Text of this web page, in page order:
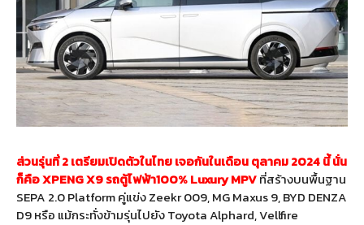
ส่วนรุ่นที่ 2 เตรียมเปิดตัวในไทย เจอกันในเดือน ตุลาคม 2024 นี้ นั่น
ก็คือ XPENG X9 รถตู้ไฟฟ้า100% Luxury MPVที่สร้างบนพื้นฐาน
SEPA 2.0 Platform คู่แข่ง Zeekr 009, MG Maxus 9, BYD DENZA
D9 หรือ แม้กระทั่งข้ามรุ่นไปยัง Toyota Alphard, Vellfire